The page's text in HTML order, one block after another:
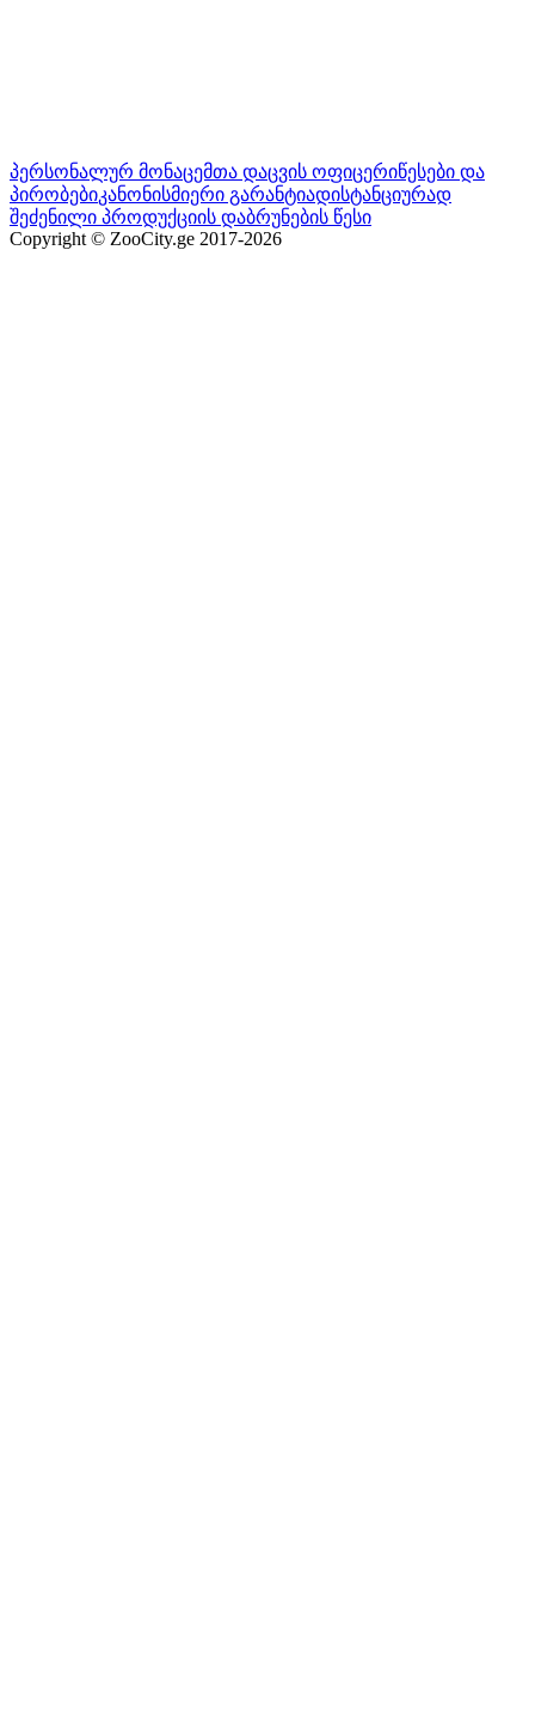
პერსონალურ მონაცემთა დაცვის ოფიცერიწესები და
პირობებიკანონისმიერი გარანტიადისტანციურად
შეძენილი პროდუქციის დაბრუნების წესი
Copyright © ZooCity.ge 2017-2026